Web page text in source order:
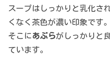
スープはしっかりと乳化さ
くなく茶色が濃い印象です。
そこにあぶらがしっかりと
ています。